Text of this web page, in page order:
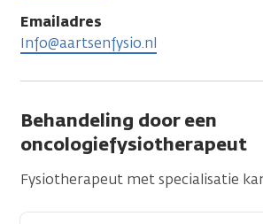
Emailadres
Info@aartsenfysio.nl
Behandeling door een
oncologiefysiotherapeut
Fysiotherapeut met specialisatie